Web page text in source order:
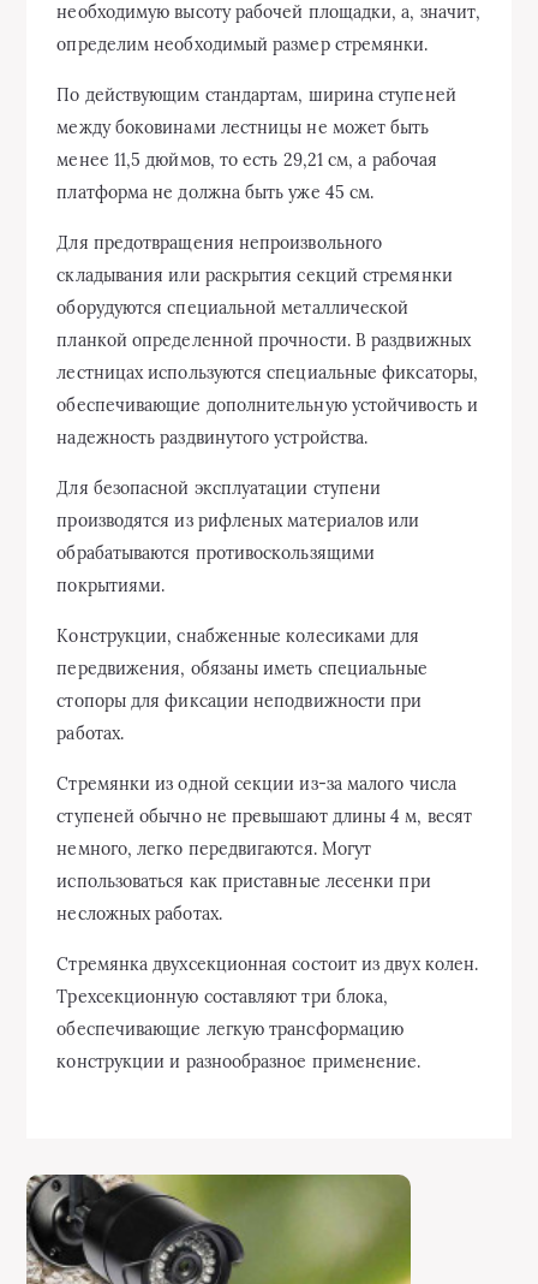
необходимую высоту рабочей площадки, а, значит,
определим необходимый размер стремянки.
По действующим стандартам, ширина ступеней
между боковинами лестницы не может быть
менее 11,5 дюймов, то есть 29,21 см, а рабочая
платформа не должна быть уже 45 см.
Для предотвращения непроизвольного
складывания или раскрытия секций стремянки
оборудуются специальной металлической
планкой определенной прочности. В раздвижных
лестницах используются специальные фиксаторы,
обеспечивающие дополнительную устойчивость и
надежность раздвинутого устройства.
Для безопасной эксплуатации ступени
производятся из рифленых материалов или
обрабатываются противоскользящими
покрытиями.
Конструкции, снабженные колесиками для
передвижения, обязаны иметь специальные
стопоры для фиксации неподвижности при
работах.
Стремянки из одной секции из-за малого числа
ступеней обычно не превышают длины 4 м, весят
немного, легко передвигаются. Могут
использоваться как приставные лесенки при
несложных работах.
Стремянка двухсекционная состоит из двух колен.
Трехсекционную составляют три блока,
обеспечивающие легкую трансформацию
конструкции и разнообразное применение.